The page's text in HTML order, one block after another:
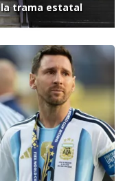
la trama estatal